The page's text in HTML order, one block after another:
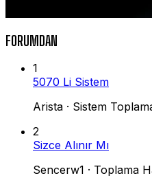
FORUMDAN
1
5070 Li Sistem
Arista · Sistem
2
Sizce Alınır Mı
Sencerw1 · Toplama